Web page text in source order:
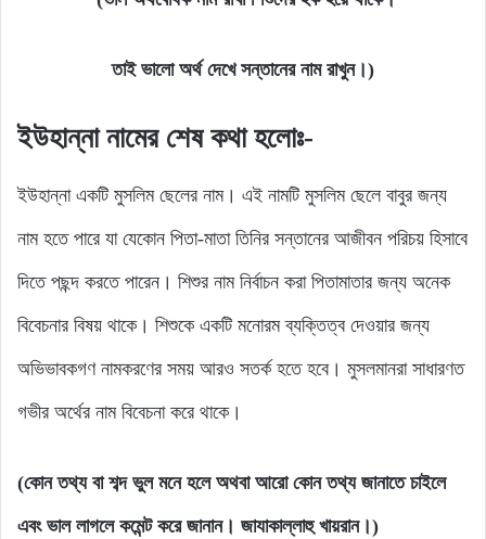
তাই ভালো অর্থ দেখে সন্তানের নাম রাখুন।)
ইউহান্না নামের শেষ কথা হলোঃ-
ইউহান্না একটি মুসলিম ছেলের নাম। এই নামটি মুসলিম ছেলে বাবুর জন্য
নাম হতে পারে যা যেকোন পিতা-মাতা তিনির সন্তানের আজীবন পরিচয় হিসাবে
দিতে পছন্দ করতে পারেন। শিশুর নাম নির্বাচন করা পিতামাতার জন্য অনেক
বিবেচনার বিষয় থাকে। শিশুকে একটি মনোরম ব্যক্তিত্ব দেওয়ার জন্য
অভিভাবকগণ নামকরণের সময় আরও সতর্ক হতে হবে। মুসলমানরা সাধারণত
গভীর অর্থের নাম বিবেচনা করে থাকে।
(কোন তথ্য বা শব্দ ভুল মনে হলে অথবা আরো কোন তথ্য জানাতে চাইলে
এবং ভাল লাগলে কমেন্ট করে জানান। জাযাকাল্লাহু খায়রান।)